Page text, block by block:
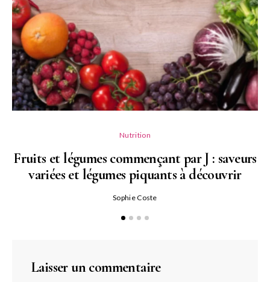
Nutrition
Fruits et légumes commençant par J : saveurs
variées et légumes piquants à découvrir
Sophie Coste
Laisser un commentaire